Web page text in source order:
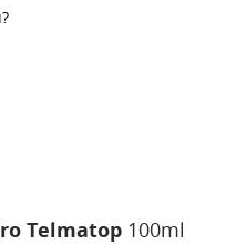
Telmatop 100ml